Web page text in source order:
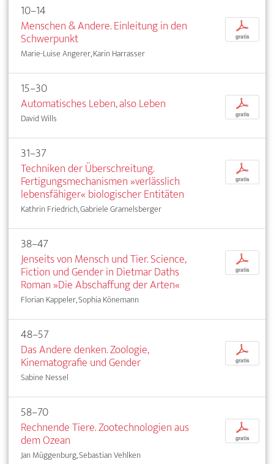
10–14
Menschen & Andere. Einleitung in den
Schwerpunkt
Marie-Luise Angerer, Karin Harrasser
p
gratis
15–30
Automatisches Leben, also Leben
David Wills
p
gratis
31–37
Techniken der Überschreitung.
Fertigungsmechanismen »verlässlich
lebensfähiger« biologischer Entitäten
Kathrin Friedrich, Gabriele Gramelsberger
p
gratis
38–47
Jenseits von Mensch und Tier. Science,
Fiction und Gender in Dietmar Daths
Roman »Die Abschaffung der Arten«
Florian Kappeler, Sophia Könemann
p
gratis
48–57
Das Andere denken. Zoologie,
Kinematografie und Gender
Sabine Nessel
p
gratis
58–70
Rechnende Tiere. Zootechnologien aus
dem Ozean
Jan Müggenburg, Sebastian Vehlken
p
gratis